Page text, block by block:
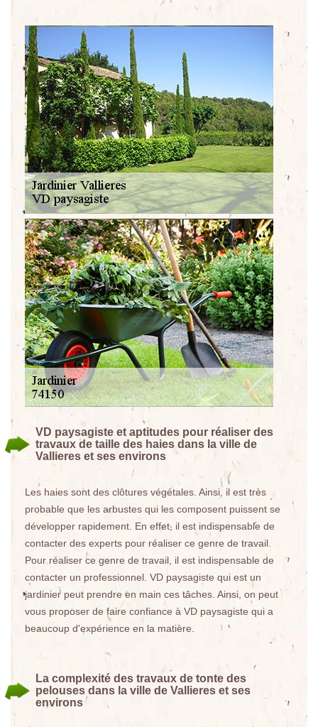
VD paysagiste et aptitudes pour réaliser des
travaux de taille des haies dans la ville de
Vallieres et ses environs
Les haies sont des clôtures végétales. Ainsi, il est très
probable que les arbustes qui les composent puissent se
développer rapidement. En effet, il est indispensable de
contacter des experts pour réaliser ce genre de travail.
Pour réaliser ce genre de travail, il est indispensable de
contacter un professionnel. VD paysagiste qui est un
jardinier peut prendre en main ces tâches. Ainsi, on peut
vous proposer de faire confiance à VD paysagiste qui a
beaucoup d'expérience en la matière.
La complexité des travaux de tonte des
pelouses dans la ville de Vallieres et ses
environs